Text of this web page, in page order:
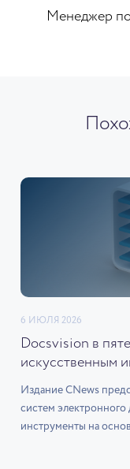
Менеджер
6 ИЮЛЯ 2026
Docsvision в
искусственным
Издание CNews
систем
инструменты на